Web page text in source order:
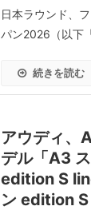
日本ラウンド、
パン2026（以下
続きを読む
アウディ、
デル「A3
edition S
ン edition